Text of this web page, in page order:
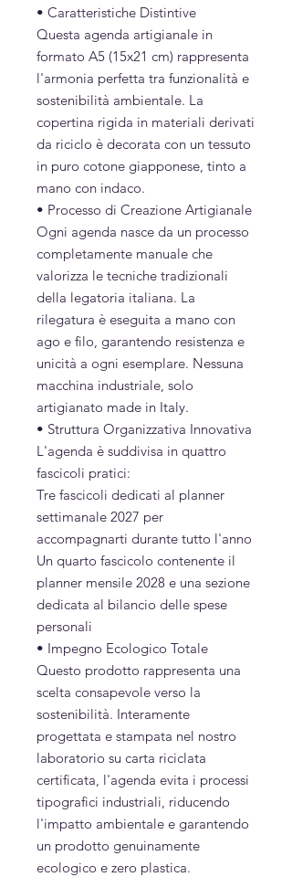
• Caratteristiche Distintive
Questa agenda artigianale in
formato A5 (15x21 cm) rappresenta
l'armonia perfetta tra funzionalità e
sostenibilità ambientale. La
copertina rigida in materiali derivati
da riciclo è decorata con un tessuto
in puro cotone giapponese, tinto a
mano con indaco.
• Processo di Creazione Artigianale
Ogni agenda nasce da un processo
completamente manuale che
valorizza le tecniche tradizionali
della legatoria italiana. La
rilegatura è eseguita a mano con
ago e filo, garantendo resistenza e
unicità a ogni esemplare. Nessuna
macchina industriale, solo
artigianato made in Italy.
• Struttura Organizzativa Innovativa
L'agenda è suddivisa in quattro
fascicoli pratici:
Tre fascicoli dedicati al planner
settimanale 2027 per
accompagnarti durante tutto l'anno
Un quarto fascicolo contenente il
planner mensile 2028 e una sezione
dedicata al bilancio delle spese
personali
• Impegno Ecologico Totale
Questo prodotto rappresenta una
scelta consapevole verso la
sostenibilità. Interamente
progettata e stampata nel nostro
laboratorio su carta riciclata
certificata, l'agenda evita i processi
tipografici industriali, riducendo
l'impatto ambientale e garantendo
un prodotto genuinamente
ecologico e zero plastica.